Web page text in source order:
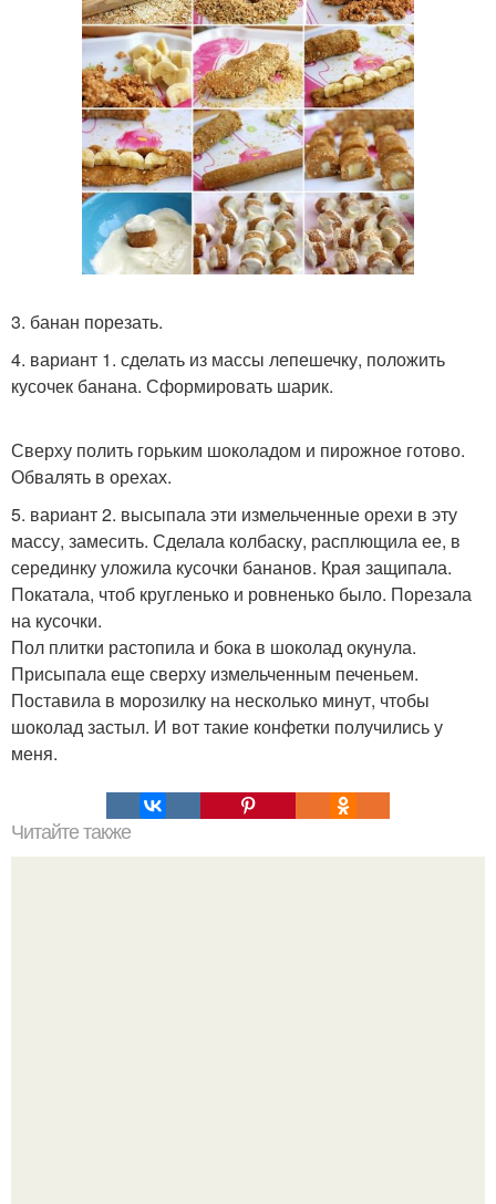
3. банан порезать.
4. вариант 1. сделать из массы лепешечку, положить
кусочек банана. Сформировать шарик.
Сверху полить горьким шоколадом и пирожное готово.
Обвалять в орехах.
5. вариант 2. высыпала эти измельченные орехи в эту
массу, замесить. Сделала колбаску, расплющила ее, в
серединку уложила кусочки бананов. Края защипала.
Покатала, чтоб кругленько и ровненько было. Порезала
на кусочки.
Пол плитки растопила и бока в шоколад окунула.
Присыпала еще сверху измельченным печеньем.
Поставила в морозилку на несколько минут, чтобы
шоколад застыл. И вот такие конфетки получились у
меня.
Читайте также